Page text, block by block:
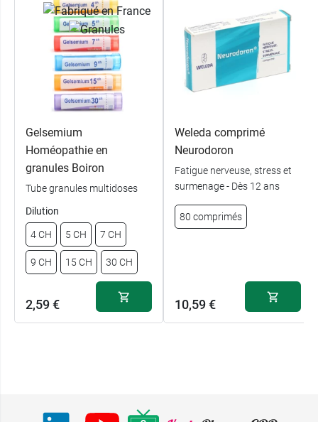
Gelsemium
Homéopathie en
granules Boiron
Tube granules multidoses
Dilution
4 CH 5 CH 7 CH
9 CH 15 CH 30 CH
2,59 €
Weleda comprimé
Neurodoron
Fatigue nerveuse, stress et
surmenage - Dès 12 ans
80 comprimés
10,59 €